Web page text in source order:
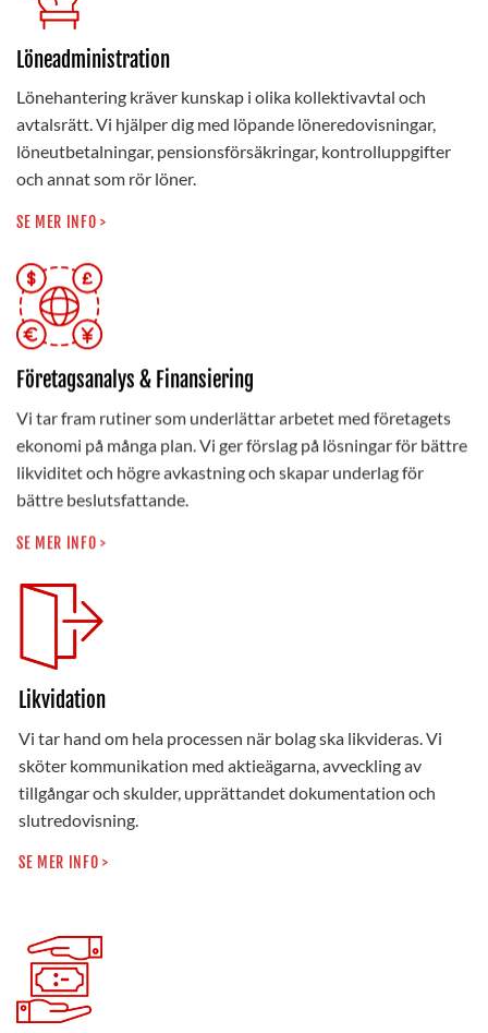
Löneadministration
Lönehantering kräver kunskap i olika kollektivavtal och
avtalsrätt. Vi hjälper dig med löpande löneredovisningar,
löneutbetalningar, pensionsförsäkringar, kontrolluppgifter
och annat som rör löner.
SE MER INFO >
Företagsanalys & Finansiering
Vi tar fram rutiner som underlättar arbetet med företagets
ekonomi på många plan. Vi ger förslag på lösningar för bättre
likviditet och högre avkastning och skapar underlag för
bättre beslutsfattande.
SE MER INFO >
Likvidation
Vi tar hand om hela processen när bolag ska likvideras. Vi
sköter kommunikation med aktieägarna, avveckling av
tillgångar och skulder, upprättandet dokumentation och
slutredovisning.
SE MER INFO >